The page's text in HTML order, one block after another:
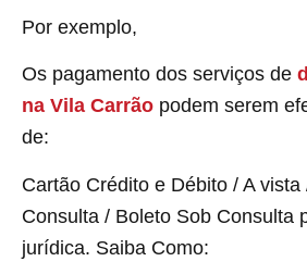
Por exemplo,
Os pagamento dos serviços de
na Vila Carrão podem serem
de:
Cartão Crédito e Débito / A
Consulta / Boleto Sob Consulta
jurídica. Saiba Como: